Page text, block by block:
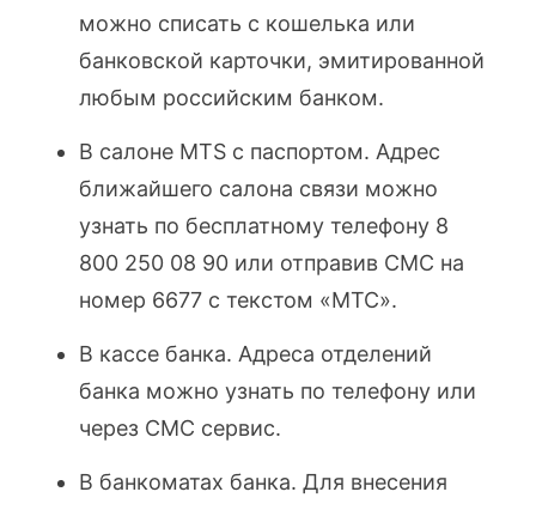
можно списать с кошелька или
банковской карточки, эмитированной
любым российским банком.
В салоне MTS с паспортом. Адрес
ближайшего салона связи можно
узнать по бесплатному телефону 8
800 250 08 90 или отправив СМС на
номер 6677 с текстом «МТС».
В кассе банка. Адреса отделений
банка можно узнать по телефону или
через СМС сервис.
В банкоматах банка. Для внесения